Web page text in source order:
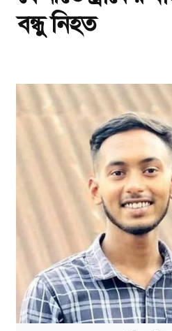
বন্ধু নিহত